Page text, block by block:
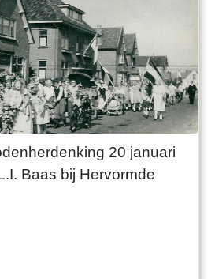
20 januari
Baas bij Hervormde